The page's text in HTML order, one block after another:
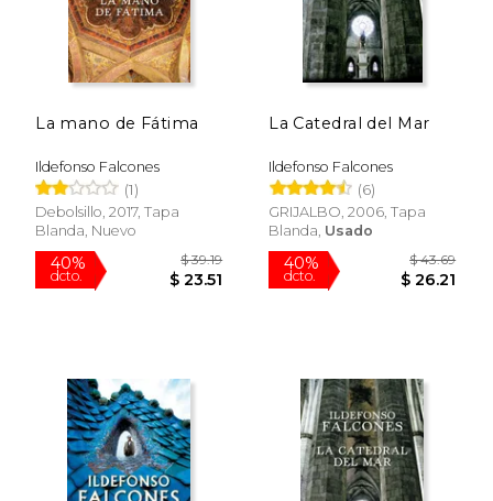
50%
dcto. $ 19.96
50%
dcto.
La mano de Fátima
Ildefonso Falcones
(1)
Debolsillo, 2017, Tapa
Blanda, Nuevo
La Catedral del Mar
Ildefonso Falcones
(6)
GRIJALBO, 2006, Tapa
Blanda, Usado